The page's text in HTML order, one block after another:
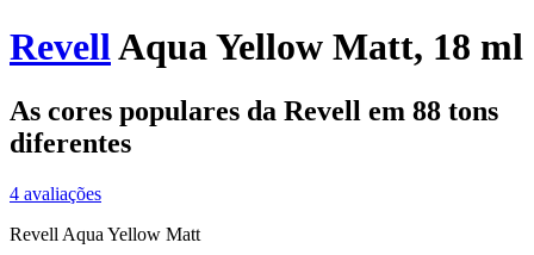
RevellAqua Yellow Matt, 18 ml
As cores populares da Revell em 88 tons
diferentes
4 avaliações
Revell Aqua Yellow Matt